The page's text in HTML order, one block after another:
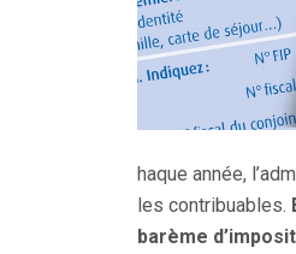
haque année,
les contribuables.
barème